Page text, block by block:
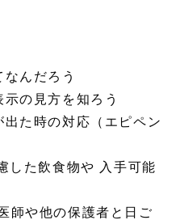
んだろう
の見方を知ろう
た時の対応（エピペン
た飲食物や 入手可能
師や他の保護者と日ご